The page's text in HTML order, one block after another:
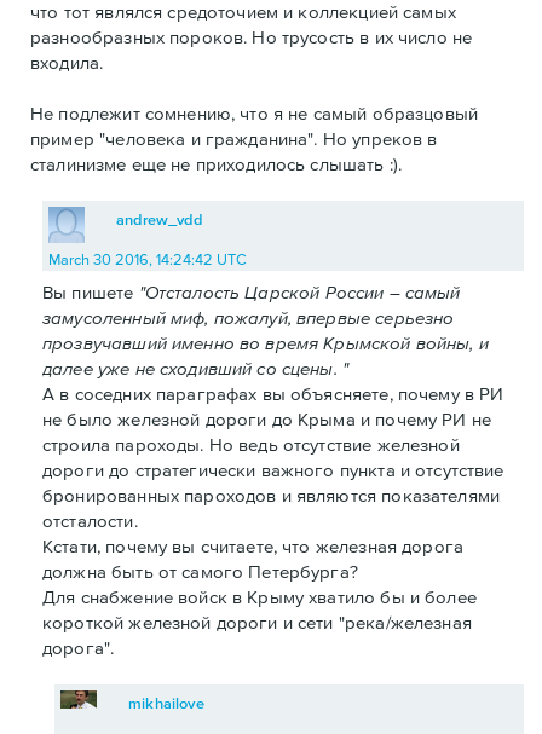
что тот являлся средоточием и коллекцией самых
разнообразных пороков. Но трусость в их число не
входила.
Не подлежит сомнению, что я не самый образцовый
пример "человека и гражданина". Но упреков в
сталинизме еще не приходилось слышать :).
andrew_vdd
March 30 2016, 14:24:42 UTC
Вы пишете "Отсталость Царской России – самый
замусоленный миф, пожалуй, впервые серьезно
прозвучавший именно во время Крымской войны, и
далее уже не сходивший со сцены. "
А в соседних параграфах вы объясняете, почему в РИ
не было железной дороги до Крыма и почему РИ не
строила пароходы. Но ведь отсутствие железной
дороги до стратегически важного пункта и отсутствие
бронированных пароходов и являются показателями
отсталости.
Кстати, почему вы считаете, что железная дорога
должна быть от самого Петербурга?
Для снабжение войск в Крыму хватило бы и более
короткой железной дороги и сети "река/железная
дорога".
mikhailove